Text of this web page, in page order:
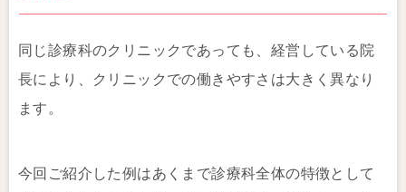
同じ診療科のクリニックであっても、経営している院
長により、クリニックでの働きやすさは大きく異なり
ます。
今回ご紹介した例はあくまで診療科全体の特徴として